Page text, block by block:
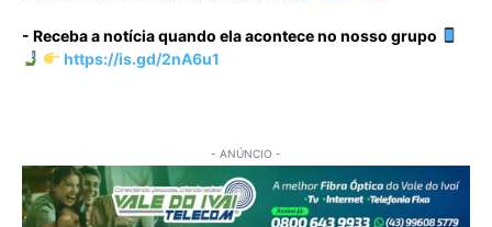
- Receba a notícia quando ela acontece no nosso grupo
https://is.gd/2nA6u1
- ANÚNCIO -